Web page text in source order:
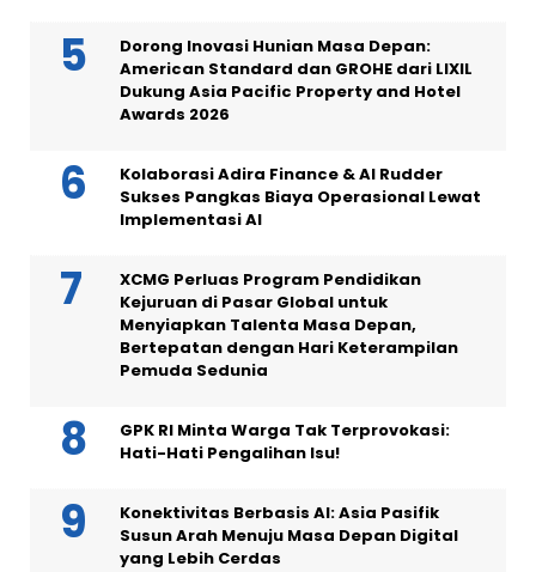
Dorong Inovasi Hunian Masa Depan:
American Standard dan GROHE dari LIXIL
Dukung Asia Pacific Property and Hotel
Awards 2026
Kolaborasi Adira Finance & AI Rudder
Sukses Pangkas Biaya Operasional Lewat
Implementasi AI
XCMG Perluas Program Pendidikan
Kejuruan di Pasar Global untuk
Menyiapkan Talenta Masa Depan,
Bertepatan dengan Hari Keterampilan
Pemuda Sedunia
GPK RI Minta Warga Tak Terprovokasi:
Hati-Hati Pengalihan Isu!
Konektivitas Berbasis AI: Asia Pasifik
Susun Arah Menuju Masa Depan Digital
yang Lebih Cerdas